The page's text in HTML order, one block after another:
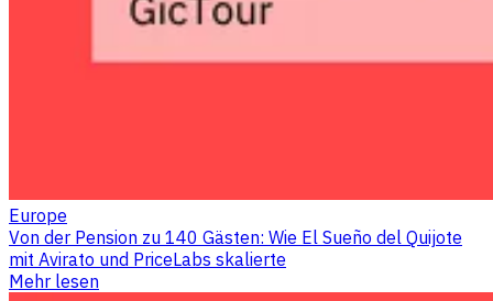
Europe
Von der Pension zu 140 Gästen: Wie El Sueño del Quijote
mit Avirato und PriceLabs skalierte
Mehr lesen